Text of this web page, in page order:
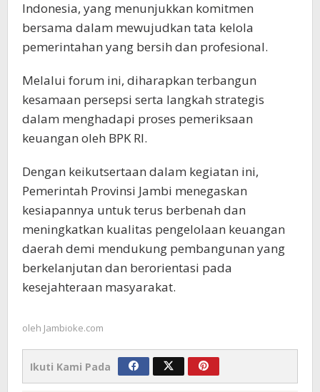
Indonesia, yang menunjukkan komitmen
bersama dalam mewujudkan tata kelola
pemerintahan yang bersih dan profesional.
Melalui forum ini, diharapkan terbangun
kesamaan persepsi serta langkah strategis
dalam menghadapi proses pemeriksaan
keuangan oleh BPK RI.
Dengan keikutsertaan dalam kegiatan ini,
Pemerintah Provinsi Jambi menegaskan
kesiapannya untuk terus berbenah dan
meningkatkan kualitas pengelolaan keuangan
daerah demi mendukung pembangunan yang
berkelanjutan dan berorientasi pada
kesejahteraan masyarakat.
oleh Jambioke.com
Ikuti Kami Pada